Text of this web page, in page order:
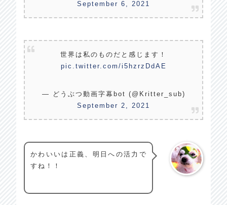
September 6, 2021
世界は私のものだと感じます！
pic.twitter.com/i5hzrzDdAE
— どうぶつ動画字幕bot (@Kritter_sub)
September 2, 2021
かわいいは正義、明日への活力で
すね！！